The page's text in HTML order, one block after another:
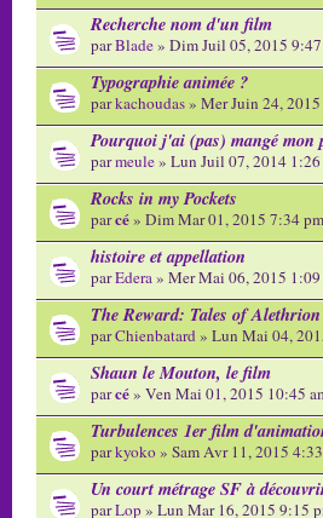
Recherche nom d'un film
parBlade» Dim Juil 05, 2015
Typographie animée ?
parkachoudas» Mer Juin 24,
Pourquoi j'ai (pas) mangé mon
parmeule» Lun Juil 07, 2014
Rocks in my Pockets
parcé» Dim Mar 01, 2015 7:34 pm
histoire et appellation
parEdera» Mer Mai 06, 2015
The Reward: Tales of Alethrion
parChienbatard» Lun Mai 04,
Shaun le Mouton, le film
parcé» Ven Mai 01, 2015 10:45
Turbulences 1er film
parkyoko» Sam Avr 11, 2015
Un court métrage SF à
parLop» Lun Mar 16, 2015 9:15